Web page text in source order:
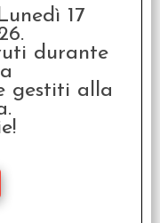
-
17
durante
gestiti alla